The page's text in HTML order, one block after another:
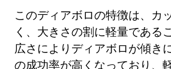
このディアボロの特徴は、カ
く、大きさの割に軽量である
広さによりディアボロが傾き
の成功率が高くなっており、